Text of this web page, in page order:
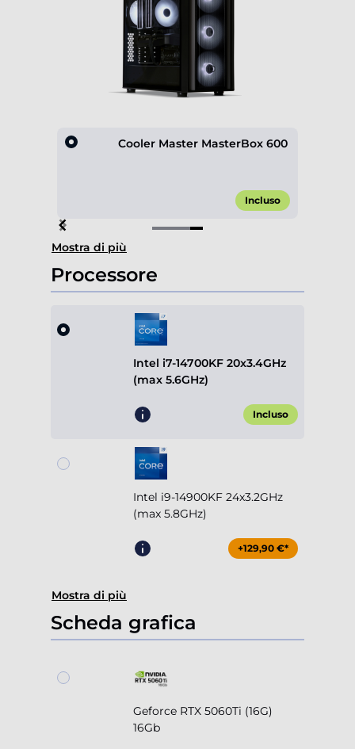
Cooler Master MasterBox 600
Incluso
Item
4
of
4
Mostra di più
Processore
Intel i7-14700KF 20x3.4GHz
(max 5.6GHz)
Incluso
Intel i9-14900KF 24x3.2GHz
(max 5.8GHz)
+129,90 €*
Mostra di più
Scheda grafica
Geforce RTX 5060Ti (16G)
16Gb